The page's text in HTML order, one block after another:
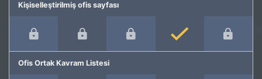
Kişiselleştirilmiş ofis sayfası
Ofis Ortak Kavram Listesi